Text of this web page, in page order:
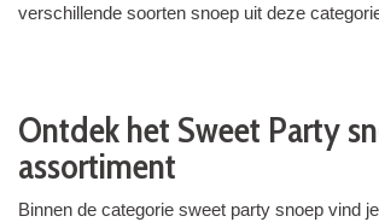
verschillende soorten snoep uit deze
Ontdek het Sweet Party
assortiment
Binnen de categorie sweet party snoep vind